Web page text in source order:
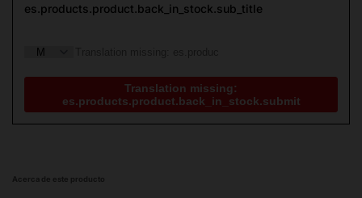
es.products.product.back_in_stock.sub_title
Translation missing:
es.products.product.back_in_stock.submit
Acerca de este producto